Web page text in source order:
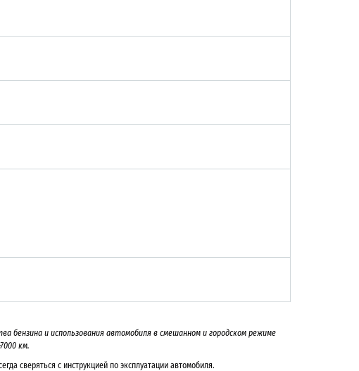
бензина и использования автомобиля в смешанном и городском режиме
км.
сверяться с инструкцией по эксплуатации автомобиля.